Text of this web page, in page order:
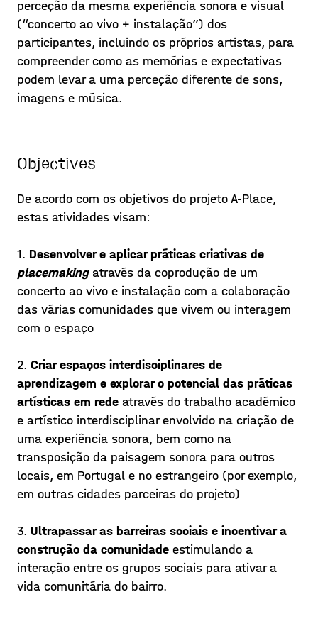
A SOUND PLACE in Lisbon:
A Sound Place interpreters Adriano
Portovedo (Saxophone), Jaime Reis
(Electronics / Composer) and Miguel
Rocha (Cello) from Duo Contracello,
artists involved in the crea
Posted on 20/11/01
Learn more >
Creating A SOUND PLACE in
perceção da mesma experiência sonora e visual
(“concerto ao vivo + instalação”) dos
participantes, incluindo os próprios artistas, para
compreender como as memórias e expectativas
podem levar a uma perceção diferente de sons,
imagens e música.
Objectives
De acordo com os objetivos do projeto A-Place,
estas atividades visam:
1. Desenvolver e aplicar práticas criativas de
placemakingatravés da coprodução de um
concerto ao vivo e instalação com a colaboração
das várias comunidades que vivem ou interagem
com o espaço
2. Criar espaços interdisciplinares de
aprendizagem e explorar o potencial das práticas
artísticas em rede através do trabalho académico
e artístico interdisciplinar envolvido na criação de
uma experiência sonora, bem como na
transposição da paisagem sonora para outros
locais, em Portugal e no estrangeiro (por exemplo,
em outras cidades parceiras do projeto)
3. Ultrapassar as barreiras sociais e incentivar a
construção da comunidade estimulando a
interação entre os grupos sociais para ativar a
vida comunitária do bairro.